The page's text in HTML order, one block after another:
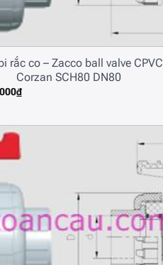
rắc co – Zacco ball valve CPVC
Corzan SCH80 DN80
₫